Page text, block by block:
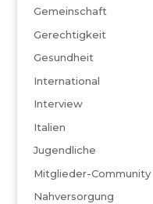
Gemeinschaft
Gerechtigkeit
Gesundheit
International
Interview
Italien
Jugendliche
Mitglieder-Community
Nahversorgung